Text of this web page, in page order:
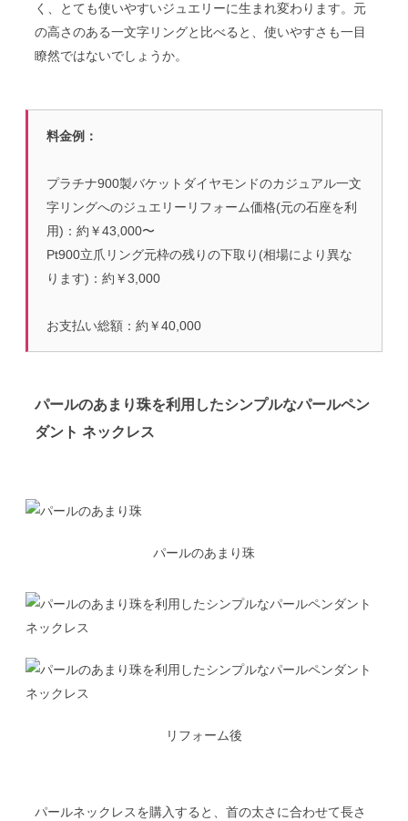
く、とても使いやすいジュエリーに生まれ変わります。元
の高さのある一文字リングと比べると、使いやすさも一目
瞭然ではないでしょうか。
料金例：
プラチナ900製バケットダイヤモンドのカジュアル一文
字リングへのジュエリーリフォーム価格(元の石座を利
用)：約￥43,000〜
Pt900立爪リング元枠の残りの下取り(相場により異な
ります)：約￥3,000
お支払い総額：約￥40,000
パールのあまり珠を利用したシンプルなパールペン
ダント ネックレス
パールのあまり珠
リフォーム後
パールネックレスを購入すると、首の太さに合わせて長さ